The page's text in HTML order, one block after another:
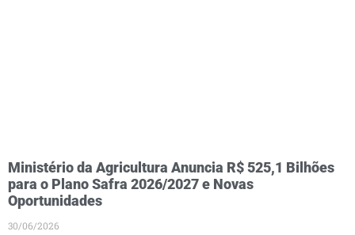
Ministério da Agricultura Anuncia R$ 525,1 Bilhões
para o Plano Safra 2026/2027 e Novas
Oportunidades
30/06/2026